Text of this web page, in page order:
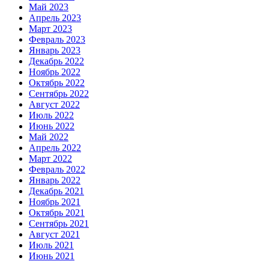
Май 2023
Апрель 2023
Март 2023
Февраль 2023
Январь 2023
Декабрь 2022
Ноябрь 2022
Октябрь 2022
Сентябрь 2022
Август 2022
Июль 2022
Июнь 2022
Май 2022
Апрель 2022
Март 2022
Февраль 2022
Январь 2022
Декабрь 2021
Ноябрь 2021
Октябрь 2021
Сентябрь 2021
Август 2021
Июль 2021
Июнь 2021